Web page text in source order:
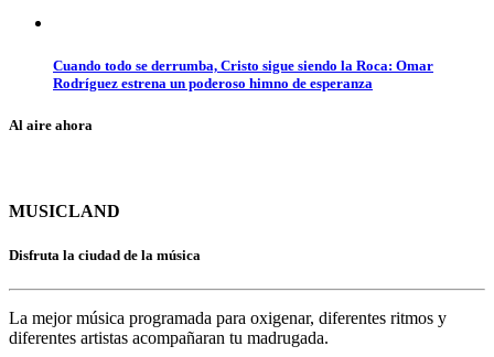
Cuando todo se derrumba, Cristo sigue siendo la Roca: Omar
Rodríguez estrena un poderoso himno de esperanza
Al aire ahora
MUSICLAND
Disfruta la ciudad de la música
La mejor música programada para oxigenar, diferentes ritmos y
diferentes artistas acompañaran tu madrugada.